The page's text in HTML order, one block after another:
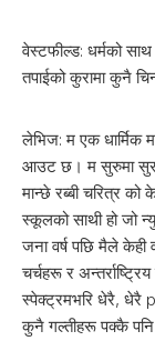
वेस्टफील्ड: धर्मको
तपाईको कुरामा कुनै
लेभिज: म एक धार्मिक
आउट छ। म सुरुमा
मान्छे रब्बी चरित्र
स्कूलको साथी हो जो
जना वर्ष पछि मैले केही
चर्चहरू र
स्पेक्ट्रमभरि धेरै, धेरै
कुनै गल्तीहरू पक्कै